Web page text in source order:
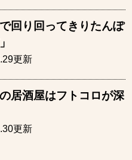
で回り回ってきりたんぽ
更新
の居酒屋はフトコロが深
更新